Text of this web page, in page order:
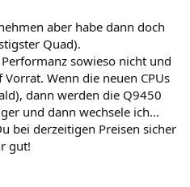
HD 4870von MSI oder die hoch
den nächsten 2 Wochen kaufen !
von Samsung werden
aber habe dann doch
Quad).
sowieso nicht und
Wenn die neuen CPUs
dann werden die Q9450
und dann wechsele ich...
bei derzeitigen Preisen sicher
gut!